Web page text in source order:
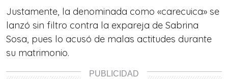
Justamente, la denominada como «carecuica» se
lanzó sin filtro contra la expareja de Sabrina
Sosa, pues lo acusó de malas actitudes durante
su matrimonio.